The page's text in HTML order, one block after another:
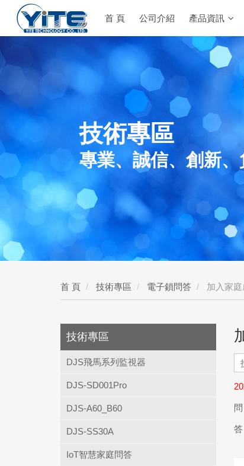
YITE Technology 首 頁 公司介紹 產品資訊
技術專區
專業、誠信、創新
首 頁 技術專區 電子鎖問答 加入家
技術專區
DJS飛馬系列監視器
DJS-SD001Pro
DJS-A60_B60
DJS-SS30A
IoT智慧家庭問答